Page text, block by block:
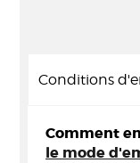
Conditions
Comment
le mode